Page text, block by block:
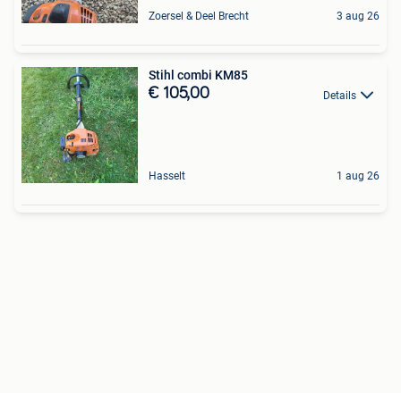
Zoersel & Deel Brecht 3 aug 26
Stihl combi KM85
€ 105,00 Details
Hasselt 1 aug 26